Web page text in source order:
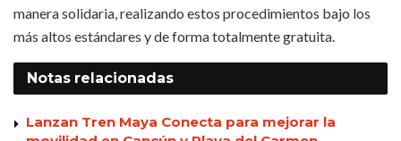
manera solidaria, realizando estos procedimientos bajo los
más altos estándares y de forma totalmente gratuita.
Notas relacionadas
Lanzan Tren Maya Conecta para mejorar la